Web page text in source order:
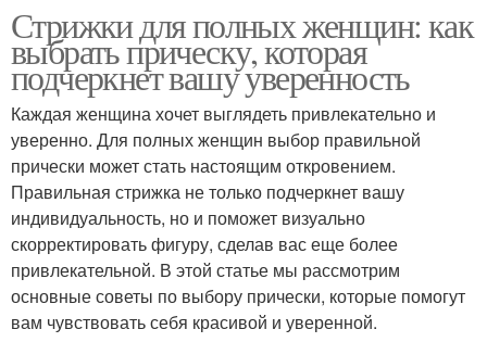
Стрижки для полных женщин: как
выбрать прическу, которая
подчеркнет вашу уверенность
Каждая женщина хочет выглядеть привлекательно и
уверенно. Для полных женщин выбор правильной
прически может стать настоящим откровением.
Правильная стрижка не только подчеркнет вашу
индивидуальность, но и поможет визуально
скорректировать фигуру, сделав вас еще более
привлекательной. В этой статье мы рассмотрим
основные советы по выбору прически, которые помогут
вам чувствовать себя красивой и уверенной.